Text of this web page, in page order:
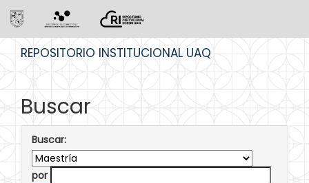
REPOSITORIO INSTITUCIONAL UAQ
Buscar
Buscar:
por